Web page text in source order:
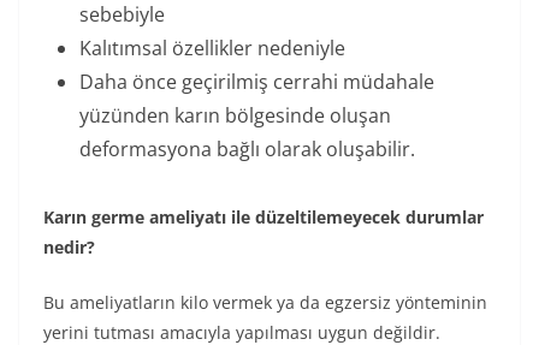
sebebiyle
Kalıtımsal özellikler nedeniyle
Daha önce geçirilmiş cerrahi müdahale
yüzünden karın bölgesinde oluşan
deformasyona bağlı olarak oluşabilir.
Karın germe ameliyatı ile düzeltilemeyecek durumlar
nedir?
Bu ameliyatların kilo vermek ya da egzersiz yönteminin
yerini tutması amacıyla yapılması uygun değildir.